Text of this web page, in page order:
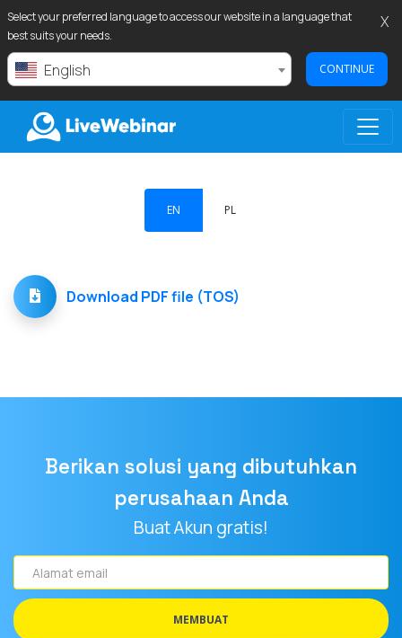
Select your preferred language to access our website in a language that
best suits your needs.
English CONTINUE
X
LIVEWEBINAR.COM
EN PL
Download PDF file (TOS)
Berikan solusi yang dibutuhkan
perusahaan Anda
Buat Akun gratis!
Alamat
email
MEMBUAT